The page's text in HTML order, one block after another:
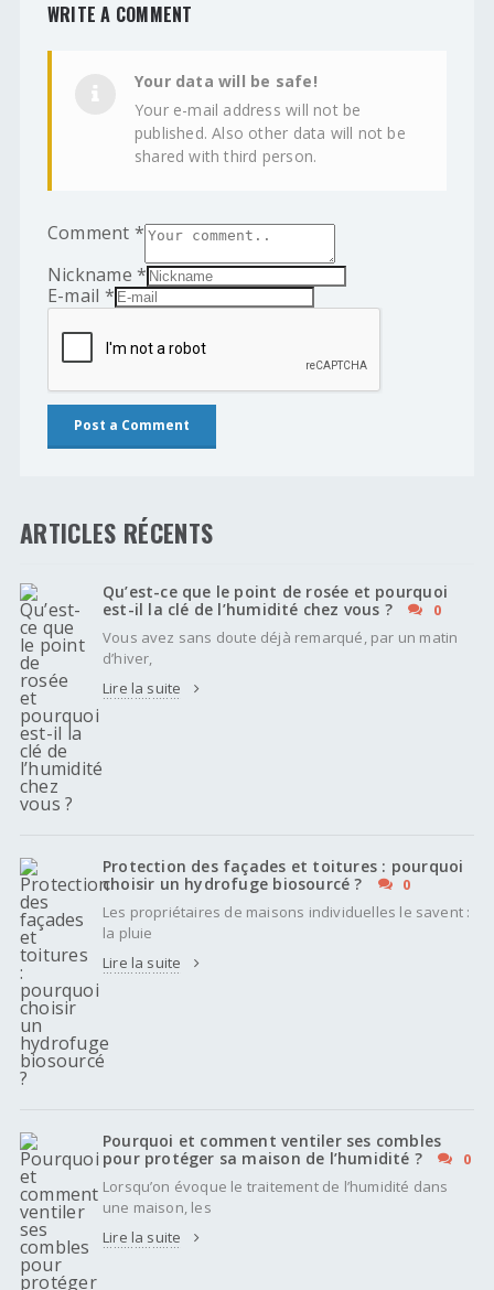
WRITE A COMMENT
Your data will be safe!
Your e-mail address will not be
published. Also other data will not be
shared with third person.
Comment *
Nickname*
E-mail *
ARTICLES RÉCENTS
Qu’est-ce que le point de rosée et pourquoi
est-il la clé de l’humidité chez vous ?
0
Vous avez sans doute déjà remarqué, par un matin
d’hiver,
Lire la suite
Protection des façades et toitures : pourquoi
choisir un hydrofuge biosourcé ?
0
Les propriétaires de maisons individuelles le savent :
la pluie
Lire la suite
Pourquoi et comment ventiler ses combles
pour protéger sa maison de l’humidité ?
0
Lorsqu’on évoque le traitement de l’humidité dans
une maison, les
Lire la suite